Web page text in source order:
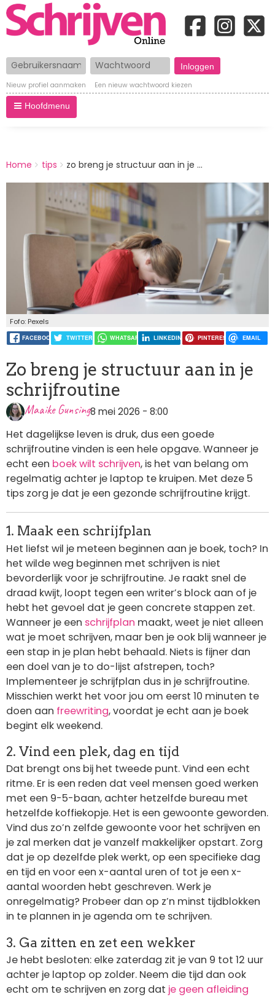
Gebruikersnaam Wachtwoord
Nieuw profiel aanmaken Een nieuw wachtwoord kiezen
Hoofdmenu
BREADCRUMBS
You
Home tips
zo breng je structuur aan in je ...
Fofo: Pexels
FACEBOOK TWITTER WHATSAPP LINKEDIN PINTEREST EMAIL
Zo breng je structuur aan in je
schrijfroutine
Maaike Gunsing8 mei 2026 - 8:00
Het dagelijkse leven is druk, dus een goede
schrijfroutine vinden is een hele opgave. Wanneer je
echt een boek wilt schrijven, is het van belang om
regelmatig achter je laptop te kruipen. Met deze 5
tips zorg je dat je een gezonde schrijfroutine krijgt.
1. Maak een schrijfplan
Het liefst wil je meteen beginnen aan je boek, toch? In
het wilde weg beginnen met schrijven is niet
bevorderlijk voor je schrijfroutine. Je raakt snel de
draad kwijt, loopt tegen een writer’s block aan of je
hebt het gevoel dat je geen concrete stappen zet.
Wanneer je een schrijfplan maakt, weet je niet alleen
wat je moet schrijven, maar ben je ook blij wanneer je
een stap in je plan hebt behaald. Niets is fijner dan
een doel van je to do-lijst afstrepen, toch?
Implementeer je schrijfplan dus in je schrijfroutine.
Misschien werkt het voor jou om eerst 10 minuten te
doen aan freewriting, voordat je echt aan je boek
begint elk weekend.
2. Vind een plek, dag en tijd
Dat brengt ons bij het tweede punt. Vind een echt
ritme. Er is een reden dat veel mensen goed werken
met een 9-5-baan, achter hetzelfde bureau met
hetzelfde koffiekopje. Het is een gewoonte geworden.
Vind dus zo’n zelfde gewoonte voor het schrijven en
je zal merken dat je vanzelf makkelijker opstart. Zorg
dat je op dezelfde plek werkt, op een specifieke dag
en tijd en voor een x-aantal uren of tot je een x-
aantal woorden hebt geschreven. Werk je
onregelmatig? Probeer dan op z’n minst tijdblokken
in te plannen in je agenda om te schrijven.
3. Ga zitten en zet een wekker
Je hebt besloten: elke zaterdag zit je van 9 tot 12 uur
achter je laptop op zolder. Neem die tijd dan ook
echt om te schrijven en zorg dat je geen afleiding